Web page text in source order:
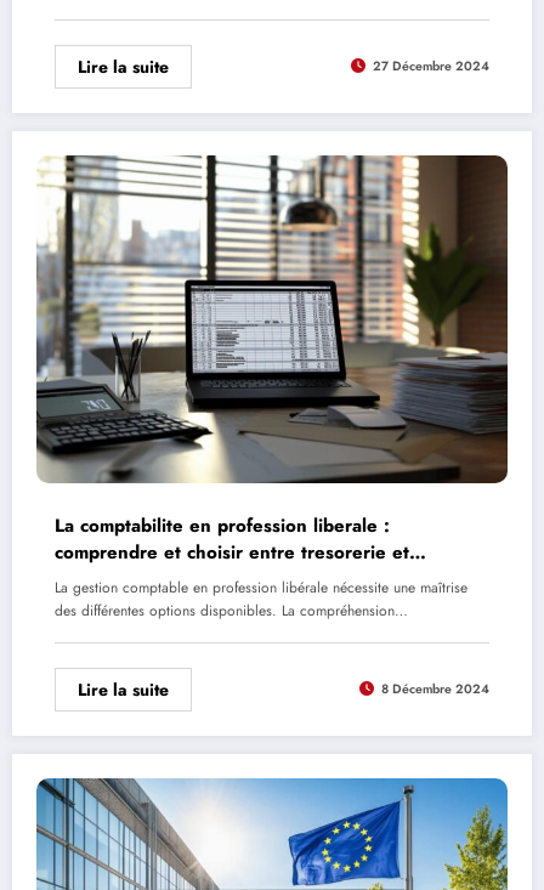
Lire la suite 27 Décembre 2024
La comptabilite en profession liberale :
comprendre et choisir entre tresorerie et
engagement
La gestion comptable en profession libérale nécessite une maîtrise
des différentes options disponibles. La compréhension…
Lire la suite 8 Décembre 2024